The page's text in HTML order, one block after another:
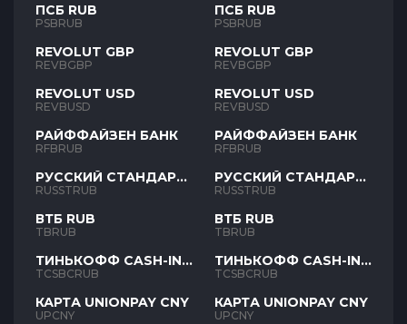
ПСБ RUB
PSBRUB
REVOLUT GBP
REVBGBP
REVOLUT USD
REVBUSD
РАЙФФАЙЗЕН БАНК
RFBRUB
РУССКИЙ СТАНДАРТ
RUB
RUSSTRUB
ВТБ RUB
TBRUB
ТИНЬКОФФ CASH-IN
RUB
TCSBCRUB
КАРТА UNIONPAY CNY
UPCNY
ПСБ RUB
PSBRUB
REVOLUT GBP
REVBGBP
REVOLUT USD
REVBUSD
РАЙФФАЙЗЕН БАНК
RFBRUB
РУССКИЙ СТАНДАРТ
RUB
RUSSTRUB
ВТБ RUB
TBRUB
ТИНЬКОФФ CASH-IN
RUB
TCSBCRUB
КАРТА UNIONPAY CNY
UPCNY